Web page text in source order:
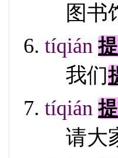
图书
tíqián 提
我们
tíqián 提
请大